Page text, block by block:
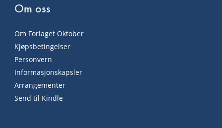
Om oss
Om Forlaget Oktober
Kjøpsbetingelser
Personvern
Informasjonskapsler
Arrangementer
Send til Kindle